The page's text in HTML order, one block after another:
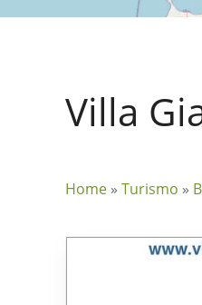
Villa
Home » Turismo »